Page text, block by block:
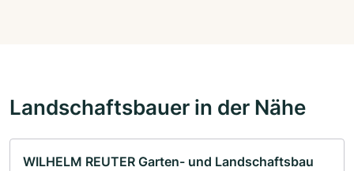
Landschaftsbauer in der Nähe
WILHELM REUTER Garten- und Landschaftsbau